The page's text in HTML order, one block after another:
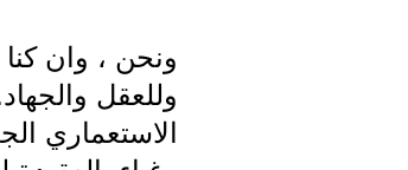
ونحن ، وان كنا
وللعقل
الاستعماري